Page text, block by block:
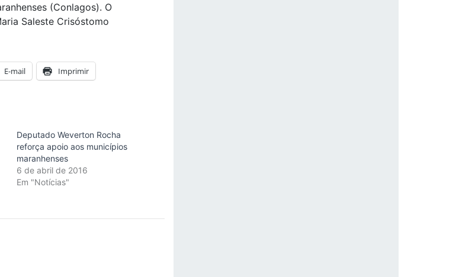
(Conlagos). O
Saleste Crisóstomo
E-mail Imprimir
Deputado Weverton Rocha
reforça apoio aos municípios
maranhenses
6 de abril de 2016
Em "Notícias"